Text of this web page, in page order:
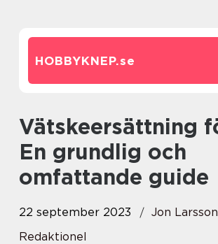
HOBBYKNEP.se
Vätskeersättning för barn:
En grundlig och
omfattande guide
22 september 2023
Jon Larsson
Redaktionel